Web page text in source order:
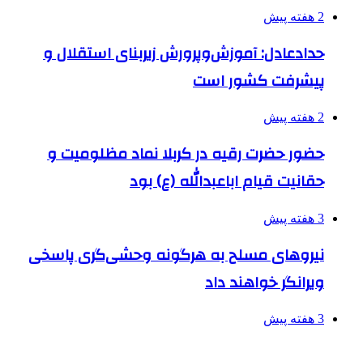
2 هفته پیش
حدادعادل: آموزش‌وپرورش زیربنای استقلال و
پیشرفت کشور است
2 هفته پیش
حضور حضرت رقیه در کربلا نماد مظلومیت و
حقانیت قیام اباعبدالله (ع) بود
3 هفته پیش
نیروهای مسلح به هرگونه وحشی‌گری پاسخی
ویرانگر خواهند داد
3 هفته پیش